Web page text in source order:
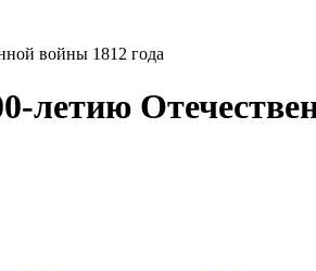
войны 1812 года
летию